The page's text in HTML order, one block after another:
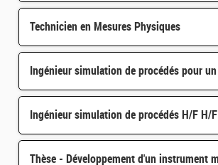
Technicien en Mesures Physiques
Ingénieur simulation de procédés H/F H/F